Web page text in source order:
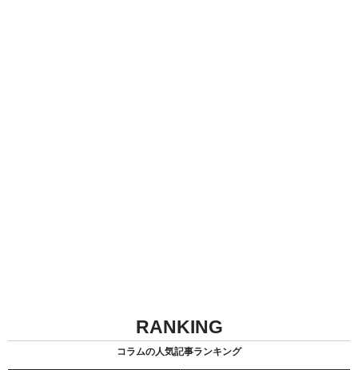
RANKING
コラムの人気記事ランキング